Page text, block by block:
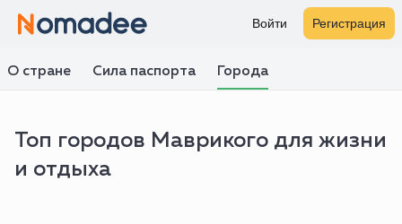
Войти Регистрация
О стране Сила паспорта Города
Топ городов Маврикого для жизни
и отдыха